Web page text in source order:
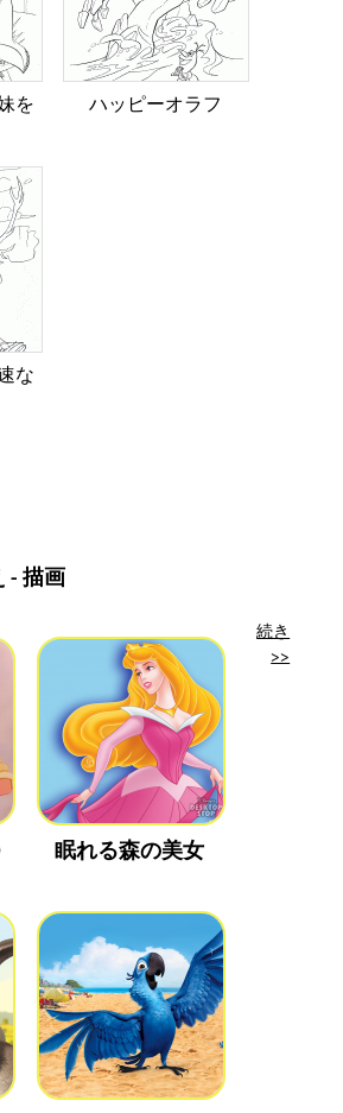
を
ハッピーオラフ
な
- 描画
眠れる森の美女
続き
>>